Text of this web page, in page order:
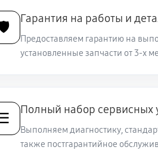
Замена объективов с
Замена микросхемы усилителя
Гарантия на работы и
Предоставляем гарантию на
установленные запчасти от 3-х
Полный набор сервисных
Выполняем диагностику,
также постгарантийное